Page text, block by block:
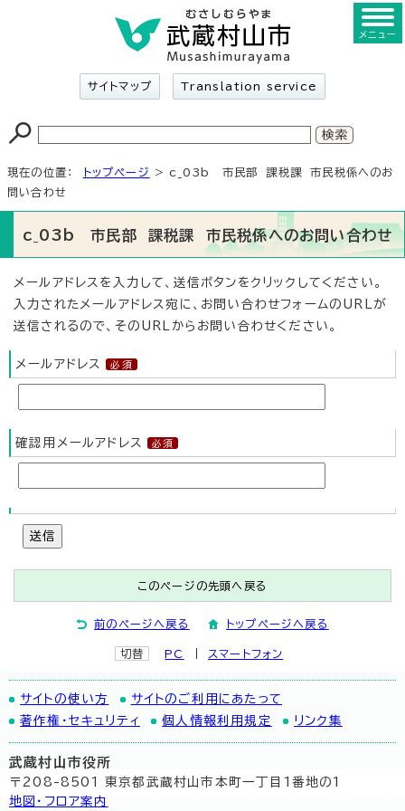
サイトマップ Translation service
メニュー
現在の位置： トップページ
> c_03b 市民部 課税課 市民税係へのお
問い合わせ
c_03b 市民部 課税課 市民税係へのお問い合わせ
メールアドレスを入力して、送信ボタンをクリックしてください。
入力されたメールアドレス宛に、お問い合わせフォームのURLが
送信されるので、そのURLからお問い合わせください。
メールアドレス
確認用メールアドレス
送信
このページの先頭へ戻る
前のページへ戻る トップページへ戻る
切替 PC スマートフォン
サイトの使い方
サイトのご利用にあたって
著作権・セキュリティ
個人情報利用規定 リンク集
武蔵村山市役所
〒208-8501 東京都武蔵村山市本町一丁目1番地の1
地図･フロア案内